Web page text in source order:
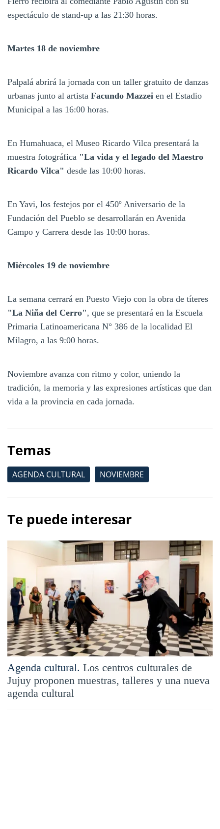
espectáculo de stand-up a las 21:30 horas.
Martes 18 de noviembre
Palpalá abrirá la jornada con un taller gratuito de danzas
urbanas junto al artista Facundo Mazzei en el Estadio
Municipal a las 16:00 horas.
En Humahuaca, el Museo Ricardo Vilca presentará la
muestra fotográfica "La vida y el legado del Maestro
Ricardo Vilca" desde las 10:00 horas.
En Yavi, los festejos por el 450º Aniversario de la
Fundación del Pueblo se desarrollarán en Avenida
Campo y Carrera desde las 10:00 horas.
Miércoles 19 de noviembre
La semana cerrará en Puesto Viejo con la obra de títeres
"La Niña del Cerro", que se presentará en la Escuela
Primaria Latinoamericana N° 386 de la localidad El
Milagro, a las 9:00 horas.
Noviembre avanza con ritmo y color, uniendo la
tradición, la memoria y las expresiones artísticas que dan
vida a la provincia en cada jornada.
Temas
AGENDA CULTURAL NOVIEMBRE
Te puede interesar
Agenda cultural. Los centros culturales de
Jujuy proponen muestras, talleres y una nueva
agenda cultural